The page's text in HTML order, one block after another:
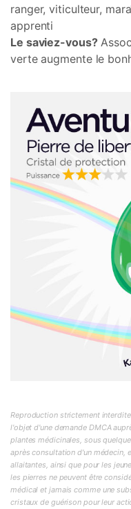
ranger, viticulteur,
apprenti
Le saviez-vous?
verte augmente le
Reproduction strictement
l'objet d'une demande DMCA
plantes médicinales, sous
après consultation d'un médecin,
allaitantes, ainsi que pour les
les pierres ne peuvent être
médical et jamais comme une
cristaux de guérison pour leur